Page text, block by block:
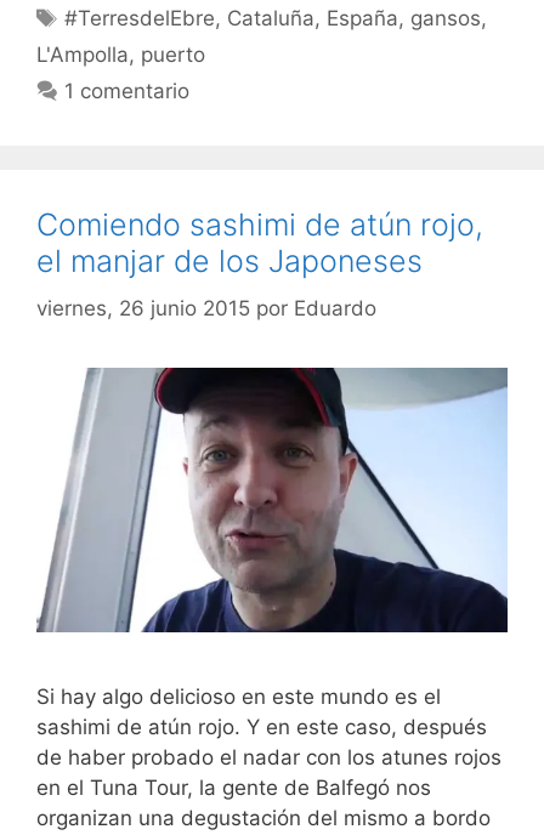
Etiquetas
#TerresdelEbre, Cataluña, España, gansos,
L'Ampolla, puerto
1 comentario
Comiendo sashimi de atún rojo,
el manjar de los Japoneses
viernes, 26 junio 2015 por Eduardo
Si hay algo delicioso en este mundo es el
sashimi de atún rojo. Y en este caso, después
de haber probado el nadar con los atunes rojos
en el Tuna Tour, la gente de Balfegó nos
organizan una degustación del mismo a bordo